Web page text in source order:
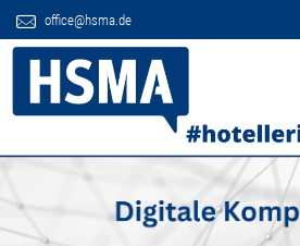
office@hsma.de